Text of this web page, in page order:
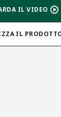
IL VIDEO​
IL